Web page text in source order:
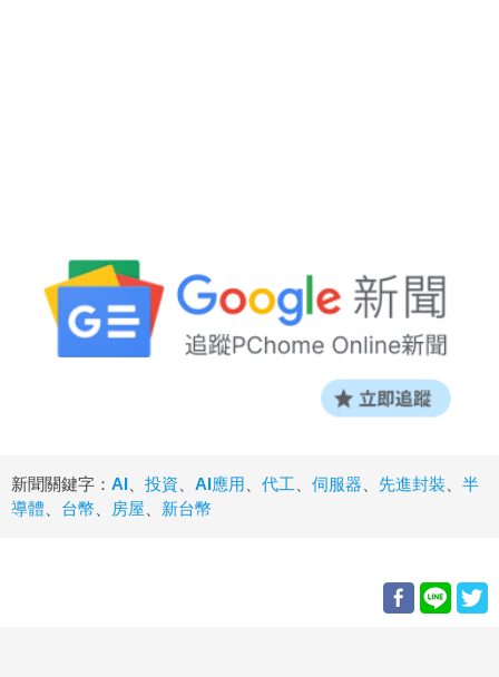
新聞關鍵字： AI 投資 AI應用 代工 伺服器 先進封裝
半
導體
台幣 房屋 新台幣